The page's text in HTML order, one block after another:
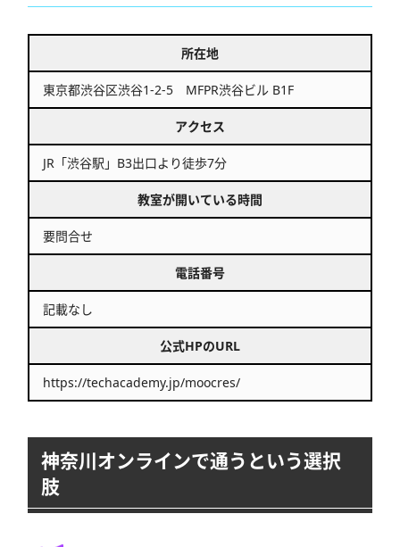
所在地
東京都渋谷区渋谷1-2-5 MFPR渋谷ビル B1F
アクセス
JR「渋谷駅」B3出口より徒歩7分
教室が開いている時間
要問合せ
電話番号
記載なし
公式HPのURL
https://techacademy.jp/moocres/
神奈川オンラインで通うという選択
肢